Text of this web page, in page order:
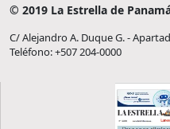
© 2019 La Estrella de
C/ Alejandro A. Duque G. -
Teléfono: +507 204-0000